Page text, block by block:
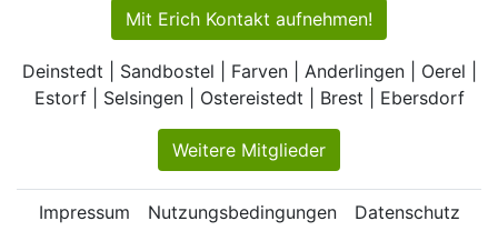
Mit Erich Kontakt aufnehmen!
Deinstedt | Sandbostel | Farven | Anderlingen | Oerel |
Estorf | Selsingen | Ostereistedt | Brest | Ebersdorf
Weitere Mitglieder
Impressum Nutzungsbedingungen Datenschutz